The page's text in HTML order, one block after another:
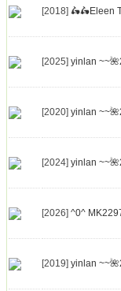
[2018] 🛵🛵Eleen
[2025] yinlan
[2020] yinlan
[2024] yinlan
[2026] ^0^
[2019] yinlan